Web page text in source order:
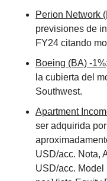
Perion Network
previsiones de
FY24 citando
Boeing (BA) -1%
la cubierta del
Southwest.
Apartment
ser adquirida
USD/acc. Nota,
USD/acc. Model